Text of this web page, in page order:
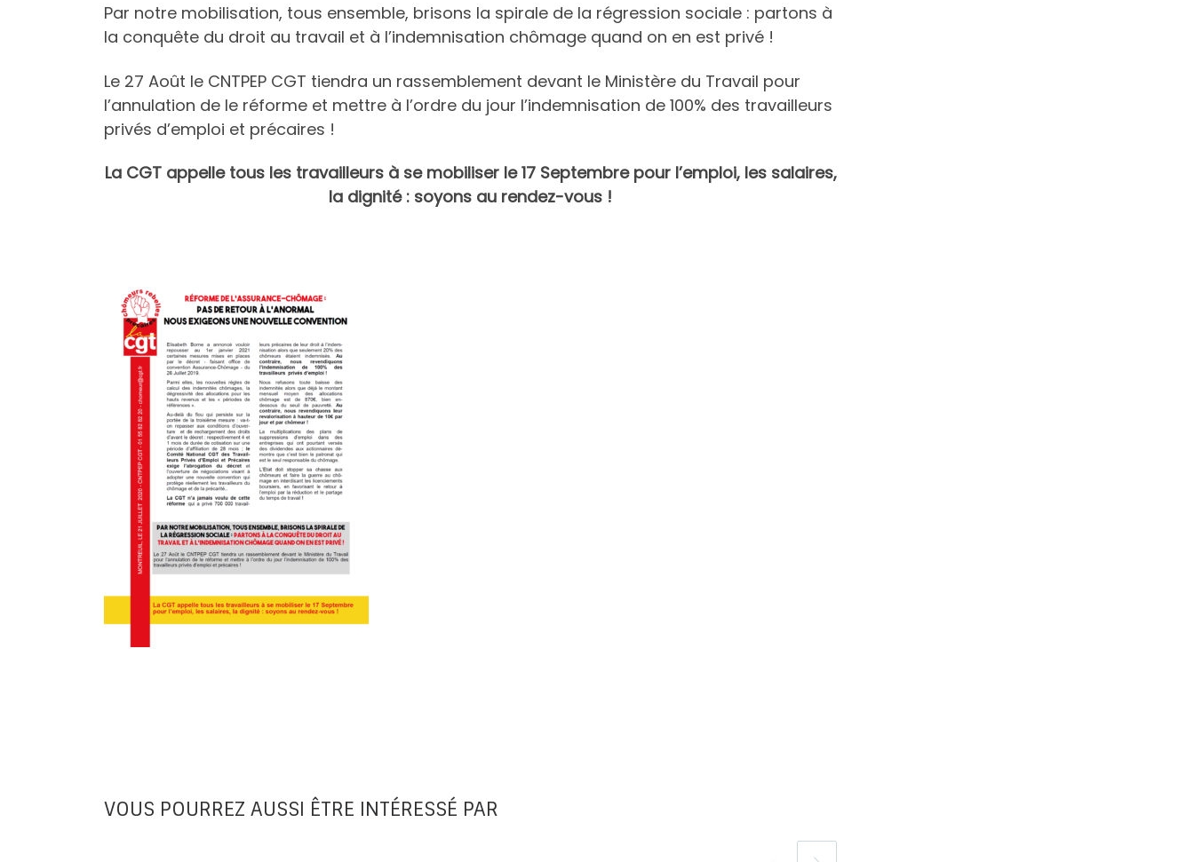
Par notre mobilisation, tous ensemble, brisons la spirale de la régression sociale : partons à
la conquête du droit au travail et à l’indemnisation chômage quand on en est privé !
Le 27 Août le CNTPEP CGT tiendra un rassemblement devant le Ministère du Travail pour
l’annulation de le réforme et mettre à l’ordre du jour l’indemnisation de 100% des travailleurs
privés d’emploi et précaires !
La CGT appelle tous les travailleurs à se mobiliser le 17 Septembre pour l’emploi, les salaires,
la dignité : soyons au rendez-vous !
VOUS POURREZ AUSSI ÊTRE INTÉRESSÉ PAR